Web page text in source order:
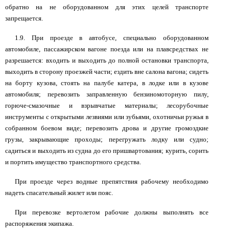
обратно на не оборудованном для этих целей транспорте
запрещается.
1.9. При проезде в автобусе, специально оборудованном
автомобиле, пассажирском вагоне поезда или на плавсредствах не
разрешается: входить и выходить до полной остановки транспорта,
выходить в сторону проезжей части; ездить вне салона вагона; сидеть
на борту кузова, стоять на палубе катера, в лодке или в кузове
автомобиля; перевозить заправленную бензиномоторную пилу,
горюче-смазочные и взрывчатые материалы; лесорубочные
инструменты с открытыми лезвиями или зубьями, охотничьи ружья в
собранном боевом виде; перевозить дрова и другие громоздкие
грузы, закрывающие проходы; перегружать лодку или судно;
садиться и выходить из судна до его пришвартования; курить, сорить
и портить имущество транспортного средства.
При проезде через водные препятствия рабочему необходимо
надеть спасательный жилет или пояс.
При перевозке вертолетом рабочие должны выполнять все
распоряжения экипажа.